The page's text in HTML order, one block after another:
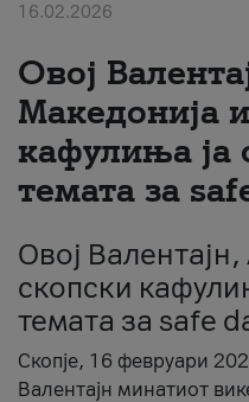
#ПодобарОнлајн
16.02.2026
Овој
Македонија
кафулиња ја
темата за
Овој
скопски
темата за safe
Скопје, 16 февруари
Валентајн минатиот